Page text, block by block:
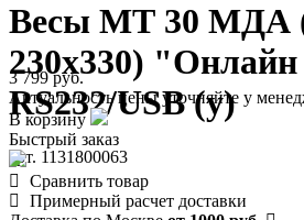
Весы МТ 30 МДА
230х330)
RS232/USB (у)
арт. 1131800063
3 799 руб.
Актуальность цены уточняйте у
В корзину
Быстрый заказ
Сравнить товар
Примерный расчет доставки